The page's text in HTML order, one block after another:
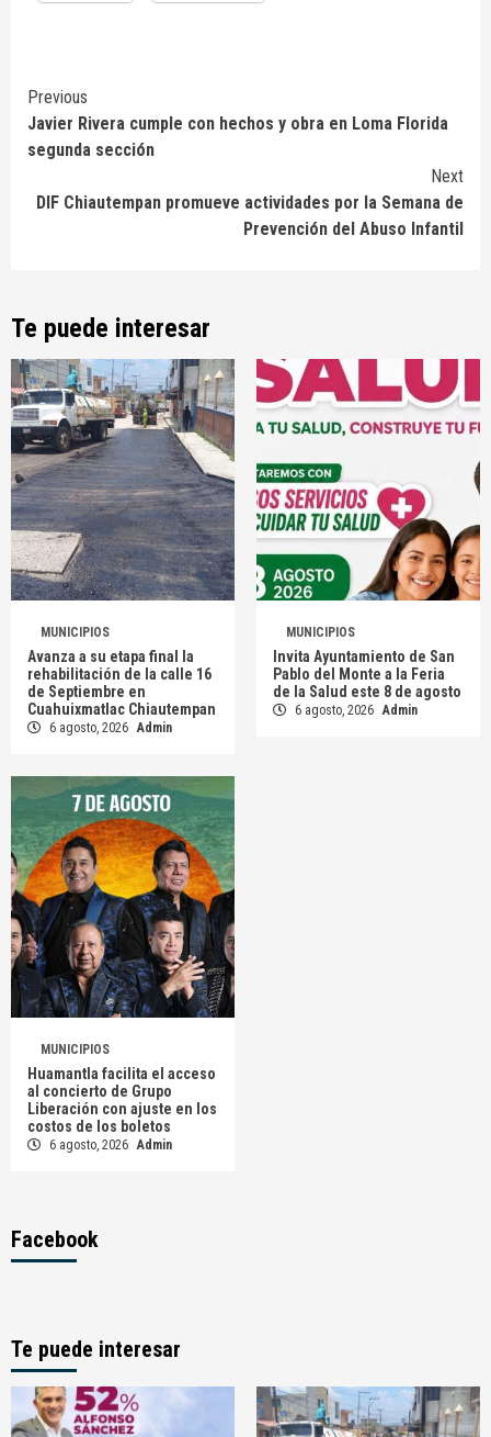
Continue
Reading
Previous
Javier Rivera cumple con hechos y obra en Loma Florida
segunda sección
Next
DIF Chiautempan promueve actividades por la Semana de
Prevención del Abuso Infantil
Te puede interesar
MUNICIPIOS
Avanza a su etapa final la
rehabilitación de la calle 16
de Septiembre en
Cuahuixmatlac Chiautempan
6 agosto, 2026 Admin
MUNICIPIOS
Invita Ayuntamiento de San
Pablo del Monte a la Feria
de la Salud este 8 de agosto
6 agosto, 2026 Admin
MUNICIPIOS
Huamantla facilita el acceso
al concierto de Grupo
Liberación con ajuste en los
costos de los boletos
6 agosto, 2026 Admin
Facebook
Te puede interesar